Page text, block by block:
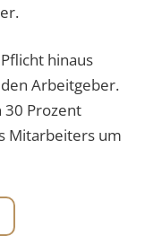
hinaus
Arbeitgeber.
30 Prozent
Mitarbeiters um